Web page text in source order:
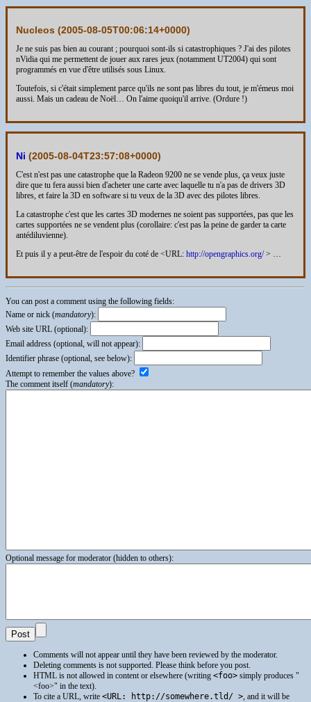
Nucleos (2005-08-05T00:06:14+0000)
Je ne suis pas bien au courant ; pourquoi sont-ils si catastrophiques ? J'ai des pilotes
nVidia qui me permettent de jouer aux rares jeux (notamment UT2004) qui sont
programmés en vue d'être utilisés sous Linux.
Toutefois, si c'était simplement parce qu'ils ne sont pas libres du tout, je m'émeus moi
aussi. Mais un cadeau de Noël… On l'aime quoiqu'il arrive. (Ordure !)
Ni (2005-08-04T23:57:08+0000)
C'est n'est pas une catastrophe que la Radeon 9200 ne se vende plus, ça veux juste
dire que tu fera aussi bien d'acheter une carte avec laquelle tu n'a pas de drivers 3D
libres, et faire la 3D en software si tu veux de la 3D avec des pilotes libres.
La catastrophe c'est que les cartes 3D modernes ne soient pas supportées, pas que les
cartes supportées ne se vendent plus (corollaire: c'est pas la peine de garder ta carte
antédiluvienne).
Et puis il y a peut-être de l'espoir du coté de <URL: http://opengraphics.org/> …
You can post a comment using the following fields:
Name or nick (mandatory):
Web site URL (optional):
Email address (optional, will not appear):
Identifier phrase (optional, see below):
Attempt to remember the values above?
The comment itself (mandatory):
Optional message for moderator (hidden to others):
Comments will not appear until they have been reviewed by the moderator.
Deleting comments is not supported. Please think before you post.
HTML is not allowed in content or elsewhere (writing <foo> simply produces
<foo>
in the text).
To cite a URL, write <URL: http://somewhere.tld/ >, and it will be